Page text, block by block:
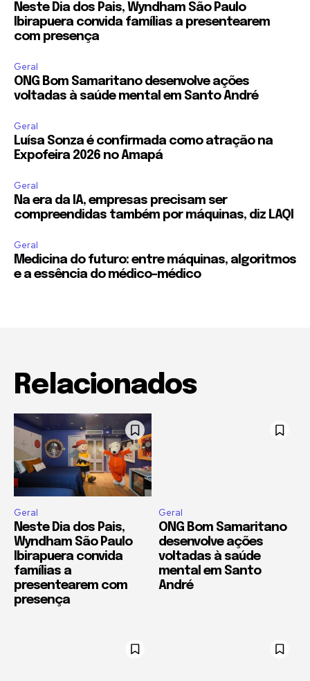
Neste Dia dos Pais, Wyndham São Paulo
Ibirapuera convida famílias a presentearem
com presença
Geral
ONG Bom Samaritano desenvolve ações
voltadas à saúde mental em Santo André
Geral
Luísa Sonza é confirmada como atração na
Expofeira 2026 no Amapá
Geral
Na era da IA, empresas precisam ser
compreendidas também por máquinas, diz LAQI
Geral
Medicina do futuro: entre máquinas, algoritmos
e a essência do médico-médico
Relacionados
Geral
Neste Dia dos Pais,
Wyndham São Paulo
Ibirapuera convida
famílias a
presentearem com
presença
Geral
ONG Bom Samaritano
desenvolve ações
voltadas à saúde
mental em Santo
André